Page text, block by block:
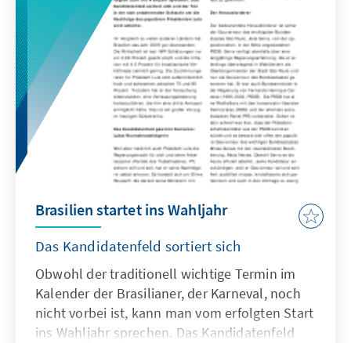
Brasilien startet ins Wahljahr
Das Kandidatenfeld sortiert sich
Obwohl der traditionell wichtige Termin im
Kalender der Brasilianer, der Karneval, noch
nicht vorbei ist, kann man vom erfolgten Start
ins Wahljahr sprechen. Das Kandidatenfeld